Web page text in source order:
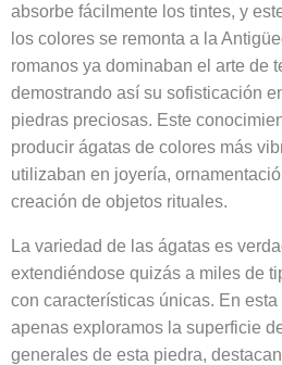
absorbe fácilmente los tintes, y
los colores se remonta a la
romanos ya dominaban el arte de
demostrando así su sofisticación
piedras preciosas. Este
producir ágatas de colores más
utilizaban en joyería,
creación de objetos rituales.
La variedad de las ágatas es
extendiéndose quizás a miles de
con características únicas. En
apenas exploramos la superficie
generales de esta piedra,